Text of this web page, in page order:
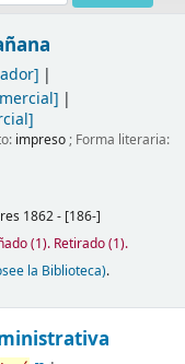
impreso; Forma literaria:
1862 - [186-]
(1). Retirado(1).
la Biblioteca).